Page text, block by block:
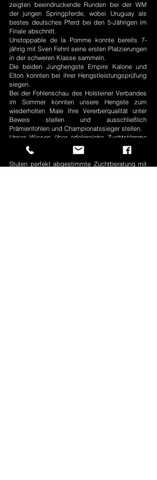
zeigten beeindruckende Runden bei der WM
der jungen Springpferde, wobei Uruguay als
bestes deutsches Pferd bei den 5-Jährigen im
Finale abschnitt.
Unstoppable de la Pomme konnte bereits 7-
jährig mit Sven Fehnl seine ersten Platzierungen
in der schweren Klasse sammeln.
Die beiden Junghengste Empire Kalone und
Elton konnten bei ihrer Hengstleistungsprüfung
siegen.
Bei der Fohlenschau des Holsteiner Verbandes
im Sommer konnten unsere Hengste zum
wiederholten Male Ihre Vererberqualität unter
Beweis stellen und ausschließlich
Prämienfohlen und Championatssieger stellen.
Unser Wissen über erfolgreiche Zuchtstämme
und das richtige Auge für erfolgreiche Pferde
ermöglicht unseren Züchtern eine auf Ihre
Stuten perfekt abgestimmte Zuchtberatung mit